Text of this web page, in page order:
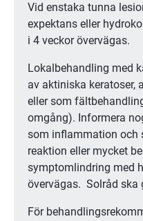
Vid enstaka tunna
expektans eller
i 4 veckor övervägas.
Lokalbehandling med
av aktiniska keratoser,
eller som
omgång). Informera
som inflammation och
reaktion eller mycket
symptomlindring med
övervägas. Solråd ska
För